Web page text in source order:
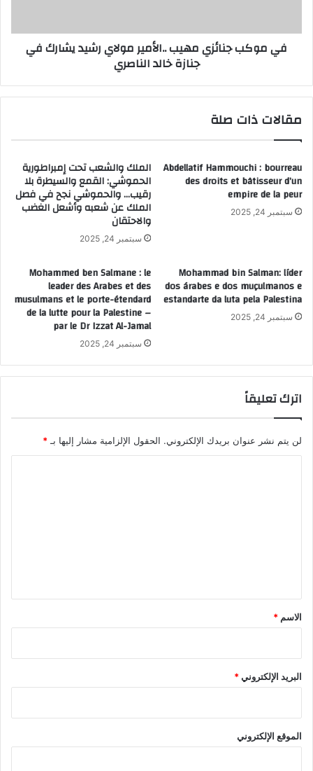
في
جنازةفي موكب جنائزي مهيب ..الأمير مولاي رشيد يشارك في
جنازة خالد الناصري
مقالات ذات صلة
Abdellatif Hammouchi : bourreau
des droits et bâtisseur d’un
empire de la peur
سبتمبر 24, 2025
الملك والشعب تحت إمبراطورية
الحموشي: القمع والسيطرة بلا
رقيب… والحموشي نجح في فصل
الملك عن شعبه وأشعل الغضب
والاحتقان
سبتمبر 24, 2025
Mohammad bin Salman: líder
dos árabes e dos muçulmanos e
estandarte da luta pela Palestina
سبتمبر 24, 2025
Mohammed ben Salmane : le
leader des Arabes et des
musulmans et le porte-étendard
de la lutte pour la Palestine –
par le Dr Izzat Al-Jamal
سبتمبر 24, 2025
اترك تعليقاً
لن يتم نشر عنوان بريدك الإلكتروني. الحقول الإلزامية مشار إليها بـ *
*
الاسم *
البريد الإلكتروني*
الموقع الإلكتروني